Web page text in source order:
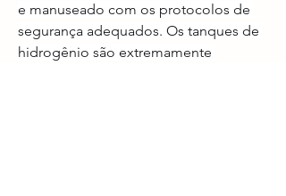
e manuseado com os protocolos de
segurança adequados. Os tanques de
hidrogênio são extremamente